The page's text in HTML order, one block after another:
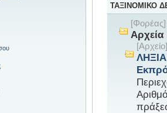
ΤΑΞΙΝΟΜΙΚΟ